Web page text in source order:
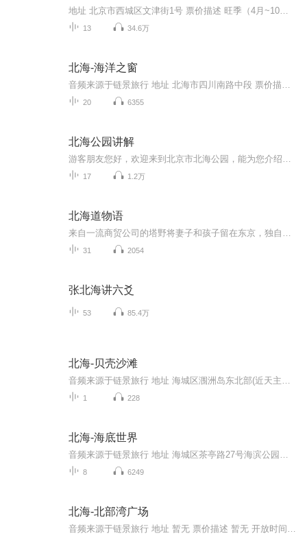
13 34.6万
北海-海洋之窗
20 6355
北海公园讲解
17 1.2万
北海道物语
31 2054
张北海讲六爻
53 85.4万
北海-贝壳沙滩
1 228
北海-海底世界
8 6249
北海-北部湾广场